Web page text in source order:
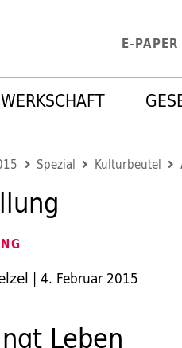
E-PAPER
Spezial Kulturbeutel
|4. Februar 2015
Leben